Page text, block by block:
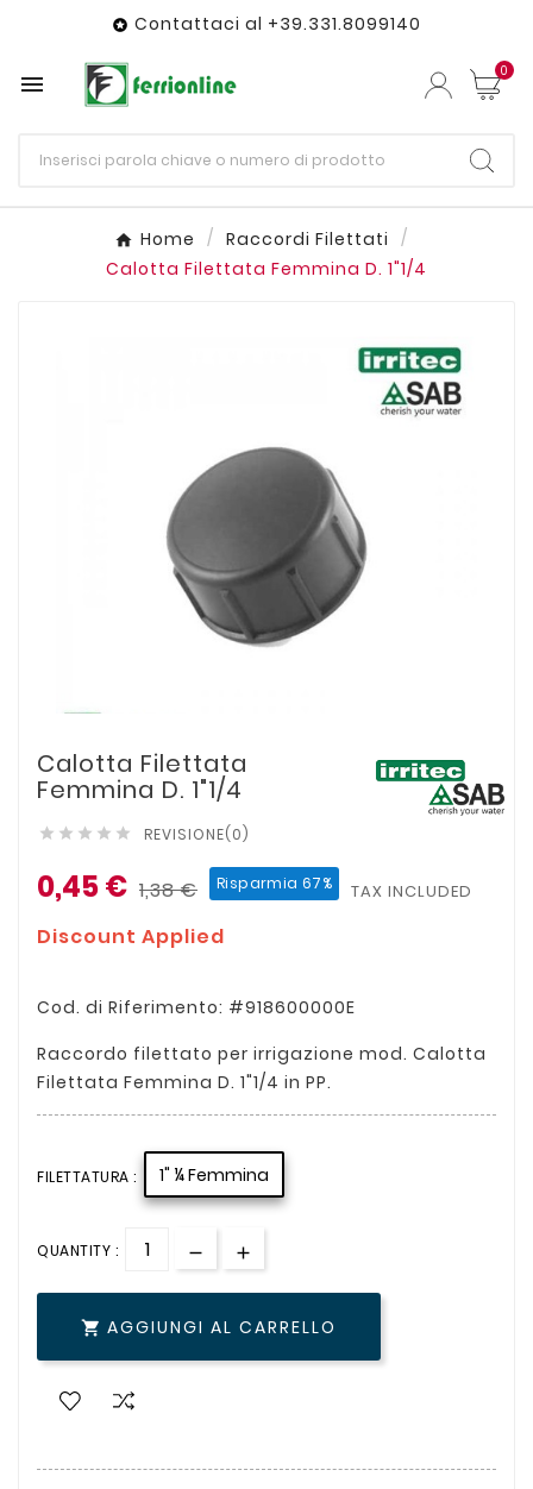
 Contattaci al +39.331.8099140
 0
Home
Raccordi Filettati
Calotta Filettata Femmina D. 1"1/4
Calotta Filettata
Femmina D. 1"1/4
     REVISIONE(0)
0,45 € 1,38 € Risparmia 67% TAX INCLUDED
Discount Applied
Cod. di Riferimento: #918600000E
Raccordo filettato per irrigazione mod. Calotta
Filettata Femmina D. 1"1/4 in PP.
FILETTATURA : 1" ¼ Femmina
QUANTITY :
 AGGIUNGI AL CARRELLO